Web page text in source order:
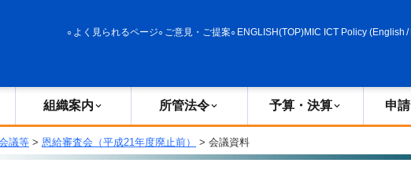
よく見られるページ ご意見・ご提案 ENGLISH(TOP)MIC ICT Policy (English /
組織案内 所管法令 予算・決算 申
議等 > 恩給審査会（平成21年度廃止前） > 会議資料